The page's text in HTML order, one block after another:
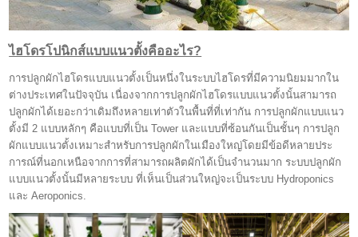
ไฮโดรโปนิกส์แบบแนวตั้งคืออะไร?
การปลูกผักไฮโดรแบบแนวตั้งเป็นหนึ่งในระบบไฮโดรที่มีความนิยมมากใน
ต่างประเทศในปัจจุบัน เนื่องจากการปลูกผักไฮโดรแบบแนวตั้งนั้นสามารถ
ปลูกผักได้เยอะกว่าเดิมถึงหลายเท่าตัวในพื้นที่ที่เท่ากัน การปลูกผักแบบแนว
ตั้งมี 2 แบบหลักๆ คือแบบที่เป็น Tower และแบบที่ซ้อนกันเป็นชั้นๆ การปลูก
ผักแบบแนวตั้งเหมาะสำหรับการปลูกผักในเมืองใหญ่โดยมีข้อดีหลายประ
การณ์ที่นอกเหนือจากการที่สามารถผลิตผักได้เป็นจำนวนมาก ระบบปลูกผัก
แบบแนวตั้งนั้นมีหลายระบบ ที่เห็นเป็นส่วนใหญ่จะเป็นระบบ Hydroponics
และ Aeroponics.